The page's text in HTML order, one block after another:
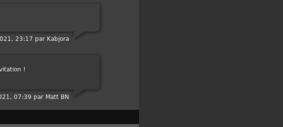
23:17 par Kabjora
!
07:39 par Matt BN